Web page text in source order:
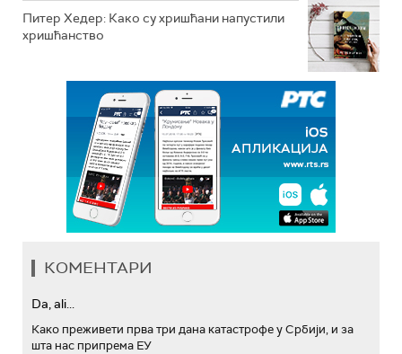
Питер Хедер: Како су хришћани напустили
хришћанство
КОМЕНТАРИ
Da, ali...
Како преживети прва три дана катастрофе у Србији, и за
шта нас припрема ЕУ